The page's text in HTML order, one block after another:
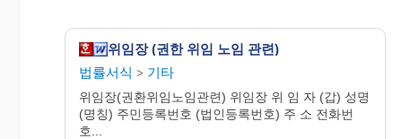
등기신청안내서 - 위임장
위임장 (권한 위임 노임 관련)
법률서식 > 기타
위임장(권환위임노임관련) 위임장 위 임 자 (갑) 성명
(명칭) 주민등록번호 (법인등록번호) 주 소 전화번
호...